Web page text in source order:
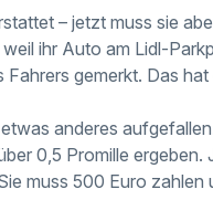
– jetzt muss sie
ihr Auto am Lidl-
gemerkt. Das
anderes
0,5 Promille
muss 500 Euro